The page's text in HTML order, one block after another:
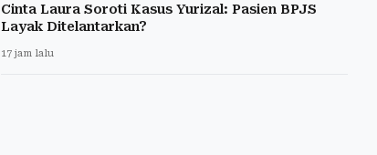
Cinta Laura Soroti Kasus Yurizal: Pasien BPJS
Layak Ditelantarkan?
17 jam lalu